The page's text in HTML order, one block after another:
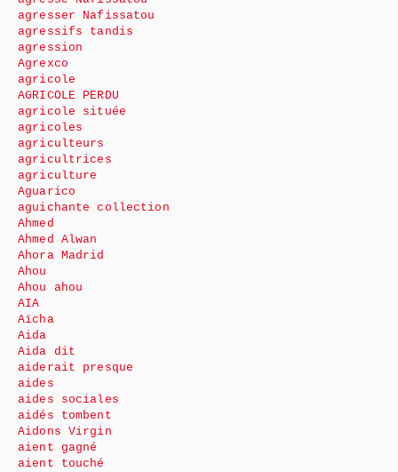
agresser Nafissatou
agressifs tandis
agression
Agrexco
agricole
AGRICOLE PERDU
agricole située
agricoles
agriculteurs
agricultrices
agriculture
Aguarico
aguichante collection
Ahmed
Ahmed Alwan
Ahora Madrid
Ahou
Ahou ahou
AIA
Aïcha
Aida
Aida dit
aiderait presque
aides
aides sociales
aidés tombent
Aidons Virgin
aient gagné
aient touché